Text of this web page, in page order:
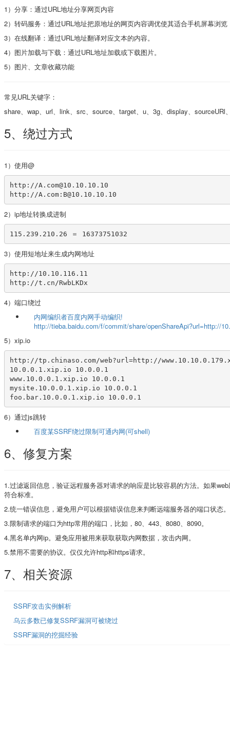
1）分享：通过URL地址分享网页内容
2）转码服务：通过URL地址把原地址的网页内容调优使其适合手机屏幕浏览
3）在线翻译：通过URL地址翻译对应文本的内容。
4）图片加载与下载：通过URL地址加载或下载图片。
5）图片、文章收藏功能
常见URL关键字：
share、wap、url、link、src、source、target、u、3g、display、sourceURl
5、绕过方式
1）使用@
http://A.com@10.10.10.10
http://A.com:B@10.10.10.10
2）ip地址转换成进制
115.239.210.26 ＝ 16373751032
3）使用短地址来生成内网地址
http://10.10.116.11
http://t.cn/RwbLKDx
4）端口绕过
内网编织者百度内网手动编织!
http://tieba.baidu.com/f/commit/share/openShareApi?url=http://
5）xip.io
http://tp.chinaso.com/web?url=http://
10.0.0.1.xip.io 10.0.0.1
www.10.0.0.1.xip.io 10.0.0.1
mysite.10.0.0.1.xip.io 10.0.0.1
foo.bar.10.0.0.1.xip.io 10.0.0.1
6）通过js跳转
百度某SSRF绕过限制可通内网(可shell)
6、修复方案
1.过滤返回信息，验证远程服务器对请求的响应是比较容易的方法。如果
符合标准。
2.统一错误信息，避免用户可以根据错误信息来判断远端服务器的端口状态。
3.限制请求的端口为http常用的端口，比如，80、443、8080、8090。
4.黑名单内网ip。避免应用被用来获取获取内网数据，攻击内网。
5.禁用不需要的协议。仅仅允许http和https请求。
7、相关资源
SSRF攻击实例解析
乌云多数已修复SSRF漏洞可被绕过
SSRF漏洞的挖掘经验